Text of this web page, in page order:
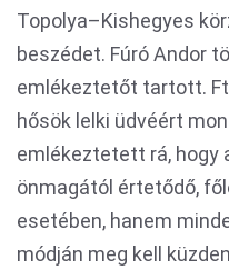
Topolya–Kishegyes
beszédet. Fúró Andor
emlékeztetőt tartott.
hősök lelki üdvéért
emlékeztetett rá, hogy
önmagától értetődő,
esetében, hanem
módján meg kell